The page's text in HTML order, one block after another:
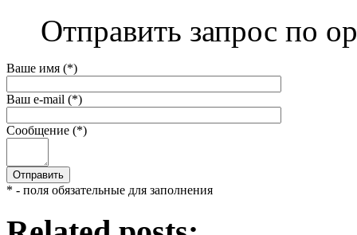
Отправить запрос по
Ваше имя (*)
Ваш e-mail (*)
Сообщение (*)
* - поля обязательные для заполнения